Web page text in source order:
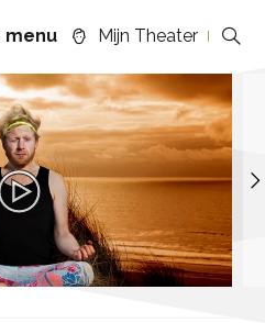
menu Mijn Theater